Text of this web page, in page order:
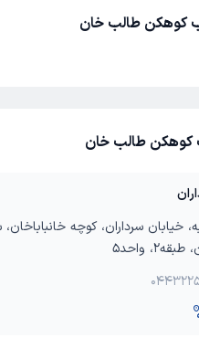
طالب خان
طالب خان
خیابان سرداران، کوچه
واحد5